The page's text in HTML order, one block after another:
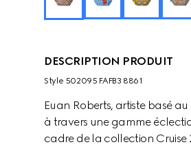
DESCRIPTION PRODUIT
Style ‎502095 FAFB3 8861
Euan Roberts, artiste basé
à travers une gamme
cadre de la collection Cruise